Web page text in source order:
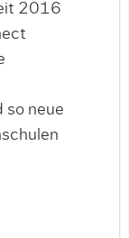
2016
so neue